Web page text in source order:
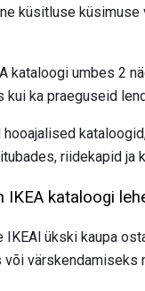
küsitluse
kataloogi umbes 2
ka praeguseid
hooajalised
riidekapid ja
kataloogi
ükski kaupa
värskendamiseks